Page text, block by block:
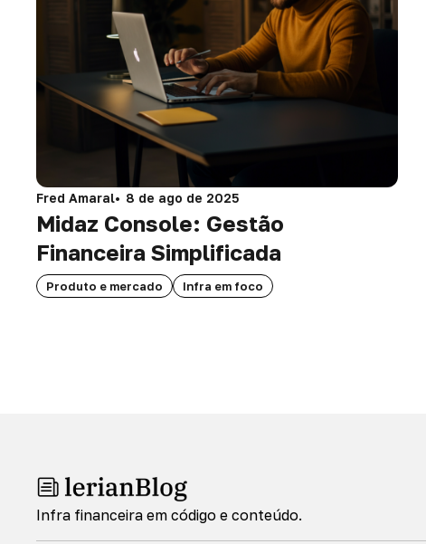
Fred Amaral 8 de ago de 2025
Midaz Console: Gestão
Financeira Simplificada
Produto e mercado Infra em foco
Infra financeira em código e conteúdo.